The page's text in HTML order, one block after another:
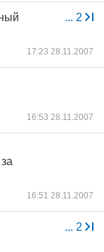
... 2
17:23 28.11.2007
16:53 28.11.2007
16:51 28.11.2007
... 2